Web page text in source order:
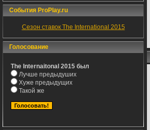
События ProPlay.ru
Сезон ставок The International 2015
Голосование
The Internaitonal 2015 был
Лучше предыдуших
Хуже предыдущих
Такой же